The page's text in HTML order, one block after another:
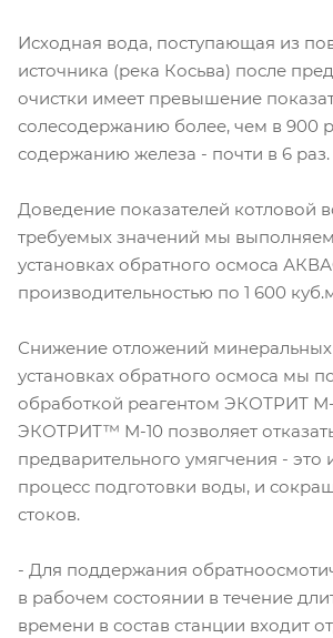
Исходная вода, поступающая из
источника (река Косьва) после
очистки имеет превышение
солесодержанию более, чем в 900
содержанию железа - почти в 6 раз.
Доведение показателей котловой
требуемых значений мы
установках обратного осмоса
производительностью по 1 600
Снижение отложений минеральных
установках обратного осмоса мы
обработкой реагентом ЭКОТРИТ
ЭКОТРИТ™ М-10 позволяет
предварительного умягчения - это
процесс подготовки воды, и
стоков.
- Для поддержания
в рабочем состоянии в течение
времени в состав станции входит